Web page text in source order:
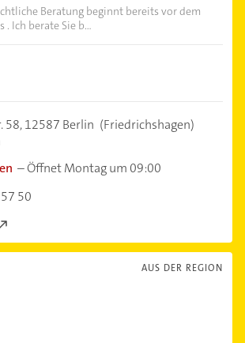
Beratung beginnt bereits vor dem
Ich berate Sie b...
58,12587 Berlin (Friedrichshagen)
–Öffnet Montag um 09:00
50
AUS DER REGION